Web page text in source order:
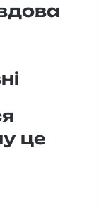
це